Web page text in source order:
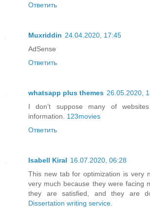
Ответить
Muxriddin 24.04.2020, 17:45
AdSense
Ответить
whatsapp plus themes 26.05.2020,
I don’t suppose many of
information. 123movies
Ответить
Isabell Kiral 16.07.2020, 06:28
This new tab for optimization is very
very much because they were facing
they are satisfied, and they are
Dissertation writing service